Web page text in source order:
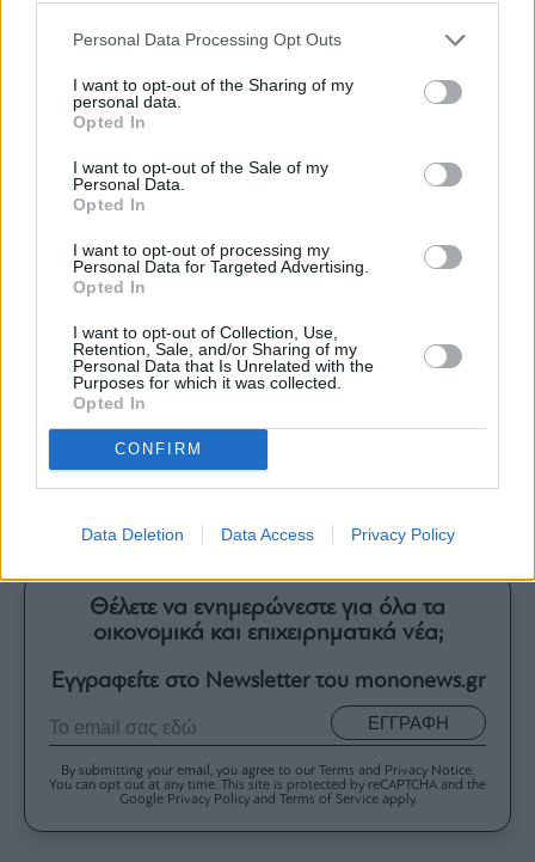
Personal Data Processing Opt Outs
I want to opt-out of the Sharing of my
personal data.
Opted In
I want to opt-out of the Sale of my
Personal Data.
Opted In
I want to opt-out of processing my
Personal Data for Targeted Advertising.
Opted In
I want to opt-out of Collection, Use,
Retention, Sale, and/or Sharing of my
Personal Data that Is Unrelated with the
Purposes for which it was collected.
Opted In
CONFIRM
Data Deletion Data Access Privacy Policy
Ανασφάλιστα ΙΧ: Από «κόσκινο» με
ενστάσεις
Χαλκός: Παραμένει πάνω από τα 14.000
δολάρια με στήριξη από τη μειωμένη
προσφορά
αναταράξεων στη Μαύρη Θάλασσα – Στο
υψηλότερο επίπεδο από τα τέλη Ιουλίου
ΗΠΑ: F-16 αναχαίτισαν δύο πολιτικά
αεροσκάφη κοντά στο κλαμπ του Τραμπ
Ακολουθήστε το mononews.gr στο
Google News
πρώτοι.
Θέλετε να ενημερώνεστε για όλα τα
οικονομικά και επιχειρηματικά νέα;
Εγγραφείτε στο Newsletter του mononews.gr
ΕΓΓΡΑΦΗ
By submitting your email, you agree to our Terms and Privacy Notice.
You can opt out at any time. This site is protected by reCAPTCHA and the
Google Privacy Policy and Terms of Service apply.